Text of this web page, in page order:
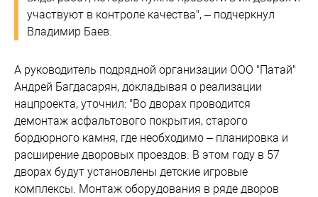
участвуют в контроле качества", – подчеркнул
Владимир Баев.
А руководитель подрядной организации ООО "Патай"
Андрей Багдасарян, докладывая о реализации
нацпроекта, уточнил: "Во дворах проводится
демонтаж асфальтового покрытия, старого
бордюрного камня, где необходимо – планировка и
расширение дворовых проездов. В этом году в 57
дворах будут установлены детские игровые
комплексы. Монтаж оборудования в ряде дворов